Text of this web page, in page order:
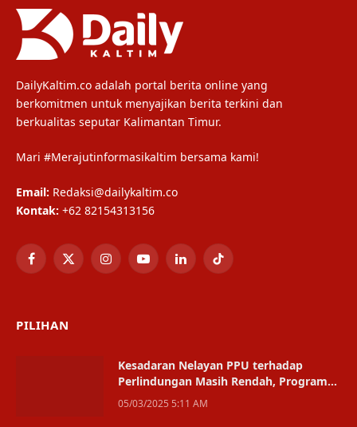
DailyKaltim.co adalah portal berita online yang
berkomitmen untuk menyajikan berita terkini dan
berkualitas seputar Kalimantan Timur.
Mari #Merajutinformasikaltim bersama kami!
Email: Redaksi@dailykaltim.co
Kontak: +62 82154313156
Facebook
X
InstagramYouTubeLinkedInTikTok
PILIHAN
Kesadaran Nelayan PPU terhadap
Perlindungan Masih Rendah, Program
Asuransi Mandek
05/03/2025 5:11 AM